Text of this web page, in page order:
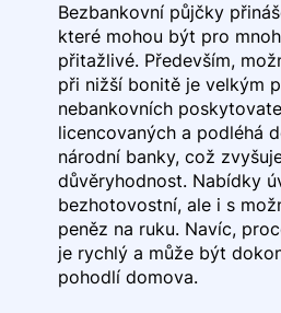
Bezbankovní půjčky
které mohou být pro
přitažlivé. Především,
při nižší bonitě je velkým
nebankovních
licencovaných a podléhá
národní banky, což
důvěryhodnost. Nabídky
bezhotovostní, ale i s
peněz na ruku. Navíc,
je rychlý a může být
pohodlí domova.